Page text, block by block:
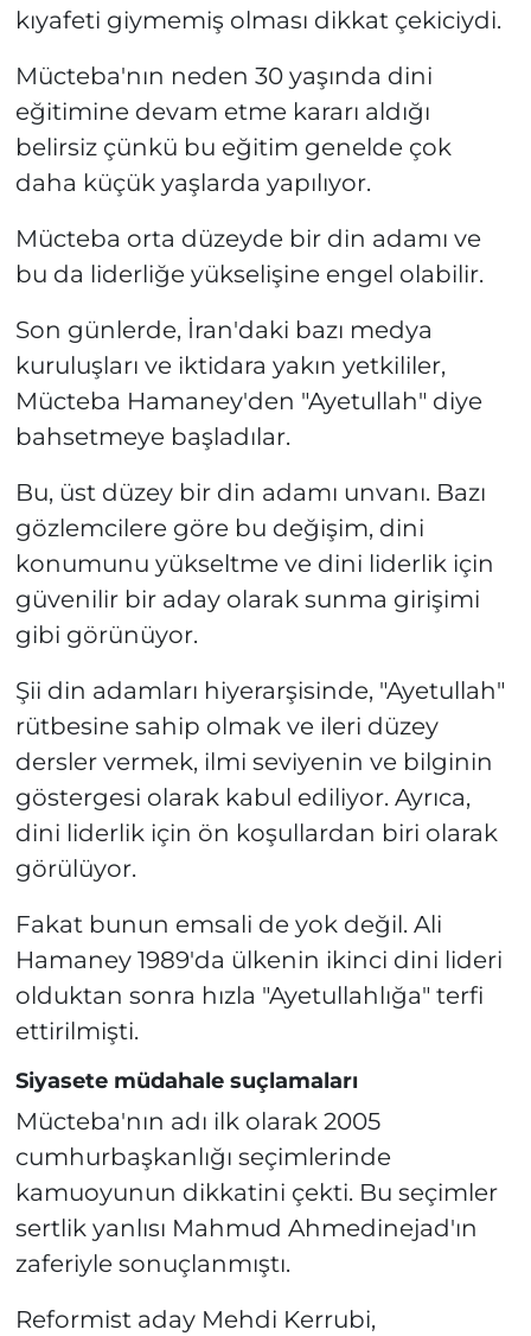
kıyafeti giymemiş olması dikkat çekiciydi.
Mücteba'nın neden 30 yaşında dini
eğitimine devam etme kararı aldığı
belirsiz çünkü bu eğitim genelde çok
daha küçük yaşlarda yapılıyor.
Mücteba orta düzeyde bir din adamı ve
bu da liderliğe yükselişine engel olabilir.
Son günlerde, İran'daki bazı medya
kuruluşları ve iktidara yakın yetkililer,
Mücteba Hamaney'den "Ayetullah" diye
bahsetmeye başladılar.
Bu, üst düzey bir din adamı unvanı. Bazı
gözlemcilere göre bu değişim, dini
konumunu yükseltme ve dini liderlik için
güvenilir bir aday olarak sunma girişimi
gibi görünüyor.
Şii din adamları hiyerarşisinde, "Ayetullah"
rütbesine sahip olmak ve ileri düzey
dersler vermek, ilmi seviyenin ve bilginin
göstergesi olarak kabul ediliyor. Ayrıca,
dini liderlik için ön koşullardan biri olarak
görülüyor.
Fakat bunun emsali de yok değil. Ali
Hamaney 1989'da ülkenin ikinci dini lideri
olduktan sonra hızla "Ayetullahlığa" terfi
ettirilmişti.
Siyasete müdahale suçlamaları
Mücteba'nın adı ilk olarak 2005
cumhurbaşkanlığı seçimlerinde
kamuoyunun dikkatini çekti. Bu seçimler
sertlik yanlısı Mahmud Ahmedinejad'ın
zaferiyle sonuçlanmıştı.
Reformist aday Mehdi Kerrubi,